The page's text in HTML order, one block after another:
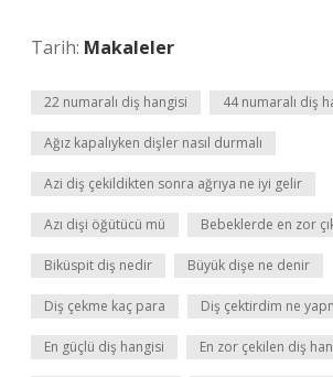
Tarih: Makaleler
22 numaralı diş hangisi 44 numaralı diş
Ağız kapalıyken dişler nasıl durmalı
Azi diş çekildikten sonra ağrıya ne iyi gelir
Azı dişi öğütücü mü Bebeklerde en zor
Biküspit diş nedir Büyük dişe ne denir
Diş çekme kaç para Diş çektirdim ne
En güçlü diş hangisi En zor çekilen diş